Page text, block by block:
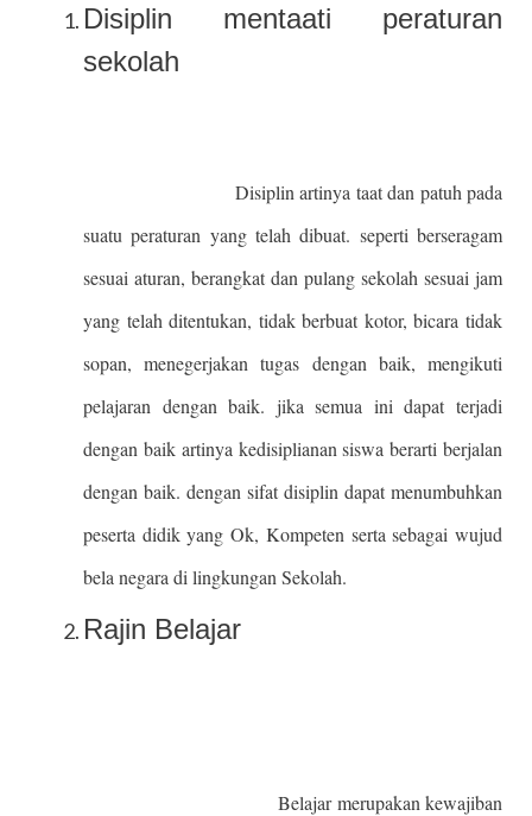
Disiplin mentaati peraturan
sekolah
Disiplin artinya taat dan patuh pada
suatu peraturan yang telah dibuat. seperti berseragam
sesuai aturan, berangkat dan pulang sekolah sesuai jam
yang telah ditentukan, tidak berbuat kotor, bicara tidak
sopan, menegerjakan tugas dengan baik, mengikuti
pelajaran dengan baik. jika semua ini dapat terjadi
dengan baik artinya kedisiplianan siswa berarti berjalan
dengan baik. dengan sifat disiplin dapat menumbuhkan
peserta didik yang Ok, Kompeten serta sebagai wujud
bela negara di lingkungan Sekolah.
Rajin Belajar
Belajar merupakan kewajiban